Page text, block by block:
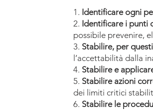
1. Identificare ogni
2. Identificare i punti
possibile prevenire,
3. Stabilire, per
l’accettabilità dalla
4. Stabilire e
5. Stabilire azioni
dei limiti critici
6. Stabilire le